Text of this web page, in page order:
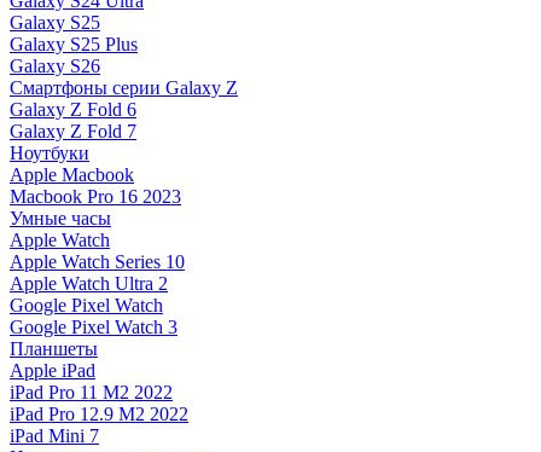
Galaxy S25
Galaxy S25 Plus
Galaxy S26
Смартфоны серии Galaxy Z
Galaxy Z Fold 6
Galaxy Z Fold 7
Ноутбуки
Apple Macbook
Macbook Pro 16 2023
Умные часы
Apple Watch
Apple Watch Series 10
Apple Watch Ultra 2
Google Pixel Watch
Google Pixel Watch 3
Планшеты
Apple iPad
iPad Pro 11 M2 2022
iPad Pro 12.9 M2 2022
iPad Mini 7